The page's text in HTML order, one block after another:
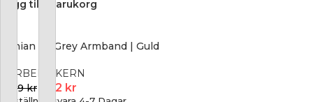
Lägg till i varukorg
Conian Sg Grey Armband | Guld
DYRBERG KERN
1 149kr 862 kr